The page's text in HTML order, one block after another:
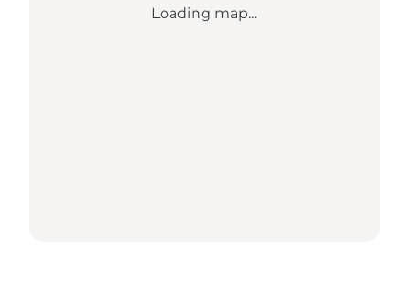
Loading map...